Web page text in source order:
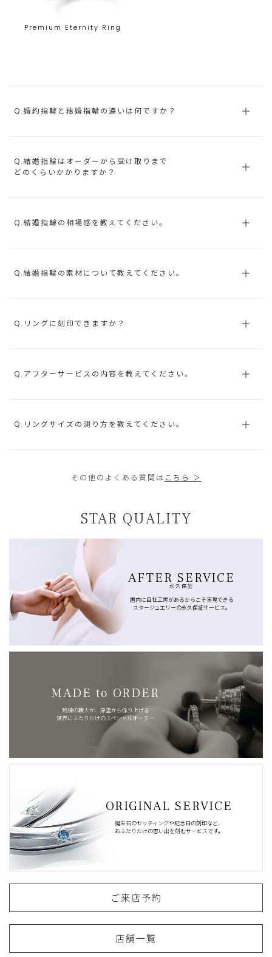
Premium Eternity Ring
Q.婚約指輪と結婚指輪の違いは何ですか？
Q.結婚指輪はオーダーから受け取りまで
どのくらいかかりますか？
Q.結婚指輪の相場感を教えてください。
Q.結婚指輪の素材について教えてください。
Q.リングに刻印できますか？
Q.アフターサービスの内容を教えてください。
Q.リングサイズの測り方を教えてください。
その他のよくある質問は こちら ＞
STAR QUALITY
AFTER SERVICE
永久保証
国内に自社工房があるからこそ実現できる
スタージュエリーの永久保証サービス。
MADE to ORDER
熟練の職人が、原型から作り上げる
世界にふたりだけのスペシャルオーダー
ORIGINAL SERVICE
誕生石のセッティングや記念日の刻印など、
おふたりだけの思い出を刻むサービスです。
ご来店予約
店舗一覧